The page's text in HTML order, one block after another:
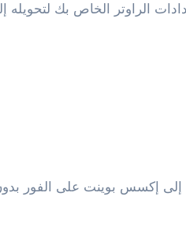
الراوتر الخاص بك
إكسس بوينت على الفور